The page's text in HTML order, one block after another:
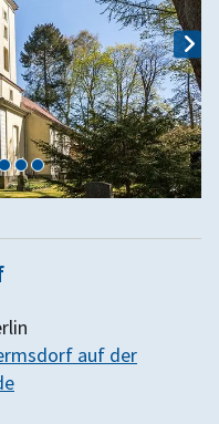
auf der